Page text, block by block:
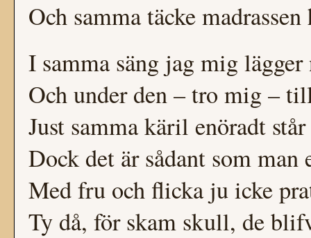
Och samma täcke
I samma säng jag mig lägger
Och under den – tro mig –
Just samma käril enöradt står
Dock det är sådant som man
Med fru och flicka ju icke
Ty då, för skam skull, de